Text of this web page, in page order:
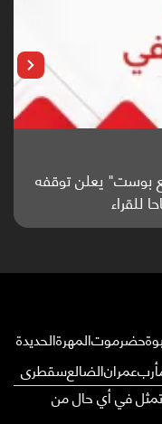
بدراسة
حضرموتالمهرةالحديدة
عمرانالضالعسقطرى
تمثل في أي حال من